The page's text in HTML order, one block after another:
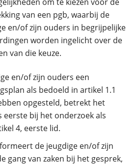
om te kiezen voor de
van een pgb, waarbij de
en/of zijn ouders in begrijpelijke
worden ingelicht over de
van die keuze.
en/of zijn ouders een
als bedoeld in artikel 1.1
opgesteld, betrekt het
eerste bij het onderzoek als
4, eerste lid.
de jeugdige en/of zijn
gang van zaken bij het gesprek,